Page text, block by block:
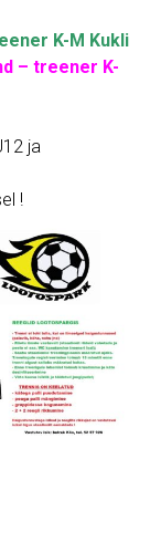
K-M Kukli
– treener K-
ja
!